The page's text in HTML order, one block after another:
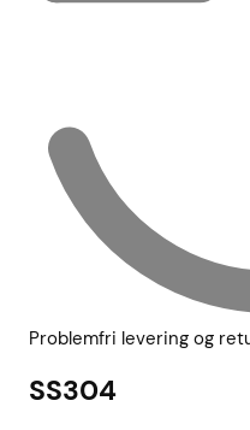
Problemfri levering og
SS304